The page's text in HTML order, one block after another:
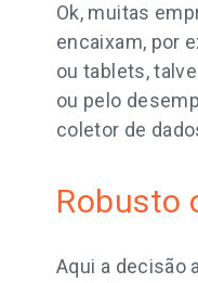
Ok, muitas
encaixam, por
ou tablets,
ou pelo
coletor de
Robusto
Aqui a decisão